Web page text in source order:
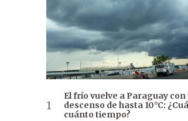
El frío vuelve a Paraguay con
descenso de hasta 10°C:
cuánto tiempo?